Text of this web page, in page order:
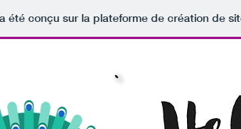
été conçu sur la plateforme de création de